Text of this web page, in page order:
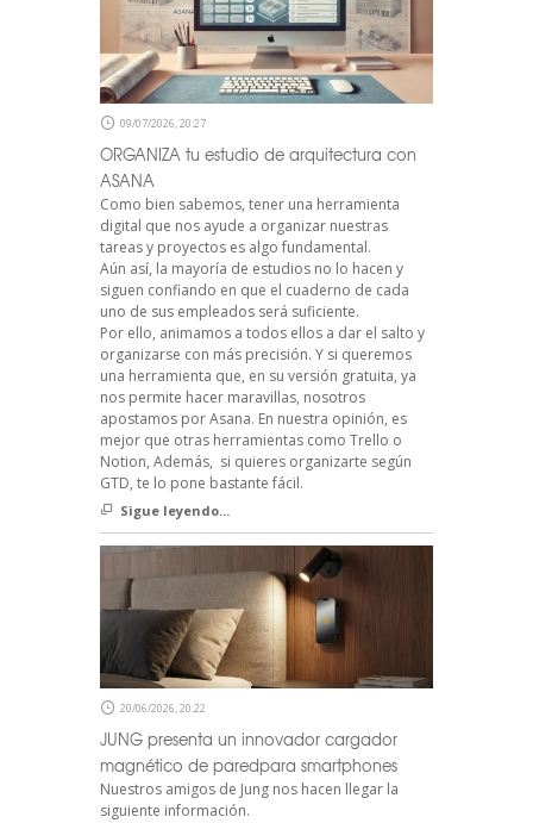
09/07/2026, 20:27
ORGANIZA tu estudio de arquitectura con
ASANA
Como bien sabemos, tener una herramienta
digital que nos ayude a organizar nuestras
tareas y proyectos es algo fundamental.
Aún así, la mayoría de estudios no lo hacen y
siguen confiando en que el cuaderno de cada
uno de sus empleados será suficiente.
Por ello, animamos a todos ellos a dar el salto y
organizarse con más precisión. Y si queremos
una herramienta que, en su versión gratuita, ya
nos permite hacer maravillas, nosotros
apostamos por Asana. En nuestra opinión, es
mejor que otras herramientas como Trello o
Notion, Además, si quieres organizarte según
GTD, te lo pone bastante fácil.
Sigue leyendo...
20/06/2026, 20:22
JUNG presenta un innovador cargador
magnético de paredpara smartphones
Nuestros amigos de Jung nos hacen llegar la
siguiente información.